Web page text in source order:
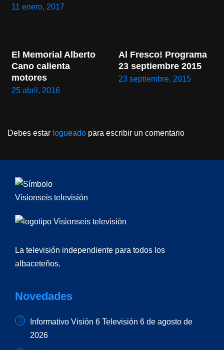
11 enero, 2017
El Memorial Alberto
Cano calienta
motores
25 abril, 2016
Al Fresco! Programa
23 septiembre 2015
23 septiembre, 2015
Debes estar logueado para escribir un comentario
La televisión independiente para todos los
albaceteños.
Novedades
Informativo Visión 6 Televisión 6 de agosto de
2026